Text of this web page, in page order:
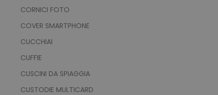
CORNICI FOTO
COVER SMARTPHONE
CUCCHIAI
CUFFIE
CUSCINI DA SPIAGGIA
CUSTODIE MULTICARD